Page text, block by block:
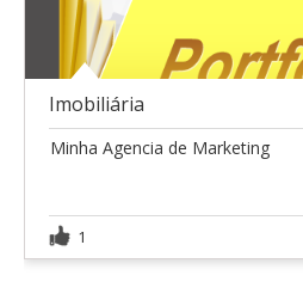
Imobiliária
Minha Agencia de Marketing
1